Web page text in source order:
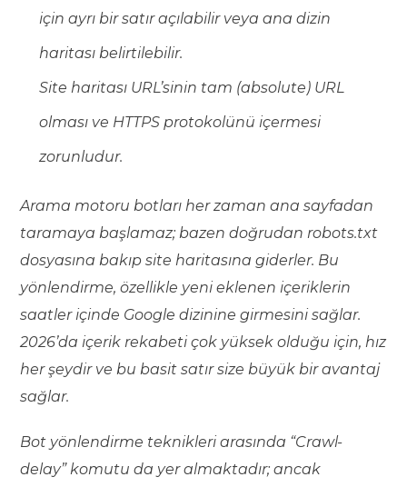
için ayrı bir satır açılabilir veya ana dizin
haritası belirtilebilir.
Site haritası URL’sinin tam (absolute) URL
olması ve HTTPS protokolünü içermesi
zorunludur.
Arama motoru botları her zaman ana sayfadan
taramaya başlamaz; bazen doğrudan robots.txt
dosyasına bakıp site haritasına giderler. Bu
yönlendirme, özellikle yeni eklenen içeriklerin
saatler içinde Google dizinine girmesini sağlar.
2026’da içerik rekabeti çok yüksek olduğu için, hız
her şeydir ve bu basit satır size büyük bir avantaj
sağlar.
Bot yönlendirme teknikleri arasında “Crawl-
delay” komutu da yer almaktadır; ancak